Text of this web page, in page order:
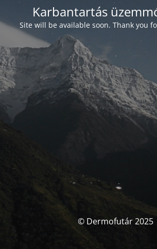
Karbantartás
Site will be available soon. Thank you
© Dermofutár 2025